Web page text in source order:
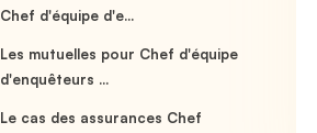
Chef d'équipe d'e...
Les mutuelles pour Chef d'équipe
d'enquêteurs ...
Le cas des assurances Chef